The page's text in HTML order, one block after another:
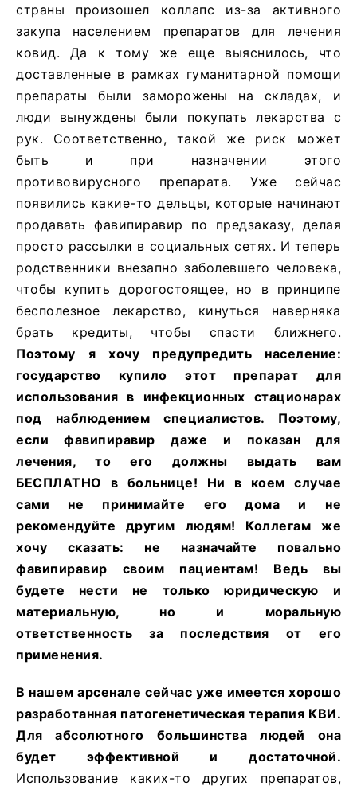
страны произошел коллапс из-за активного
закупа населением препаратов для лечения
ковид. Да к тому же еще выяснилось, что
доставленные в рамках гуманитарной помощи
препараты были заморожены на складах, и
люди вынуждены были покупать лекарства с
рук. Соответственно, такой же риск может
быть и при назначении этого
противовирусного препарата. Уже сейчас
появились какие-то дельцы, которые начинают
продавать фавипиравир по предзаказу, делая
просто рассылки в социальных сетях. И теперь
родственники внезапно заболевшего человека,
чтобы купить дорогостоящее, но в принципе
бесполезное лекарство, кинуться наверняка
брать кредиты, чтобы спасти ближнего.
Поэтому я хочу предупредить население:
государство купило этот препарат для
использования в инфекционных стационарах
под наблюдением специалистов. Поэтому,
если фавипиравир даже и показан для
лечения, то его должны выдать вам
БЕСПЛАТНО в больнице! Ни в коем случае
сами не принимайте его дома и не
рекомендуйте другим людям! Коллегам же
хочу сказать: не назначайте повально
фавипиравир своим пациентам! Ведь вы
будете нести не только юридическую и
материальную, но и моральную
ответственность за последствия от его
применения.
В нашем арсенале сейчас уже имеется хорошо
разработанная патогенетическая терапия КВИ.
Для абсолютного большинства людей она
будет эффективной и достаточной.
Использование каких-то других препаратов,